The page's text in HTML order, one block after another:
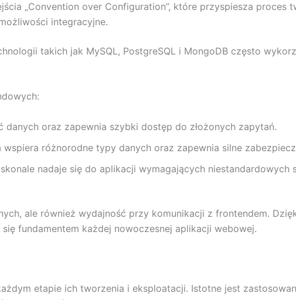
„Convention over Configuration”, które przyspiesza proces
integracyjne.
takich jak MySQL, PostgreSQL i MongoDB często
danych oraz zapewnia szybki dostęp do złożonych zapytań.
różnorodne typy danych oraz zapewnia silne
nadaje się do aplikacji wymagających niestandardowych
ale również wydajność przy komunikacji z frontendem.
fundamentem każdej nowoczesnej aplikacji webowej.
etapie ich tworzenia i eksploatacji. Istotne jest